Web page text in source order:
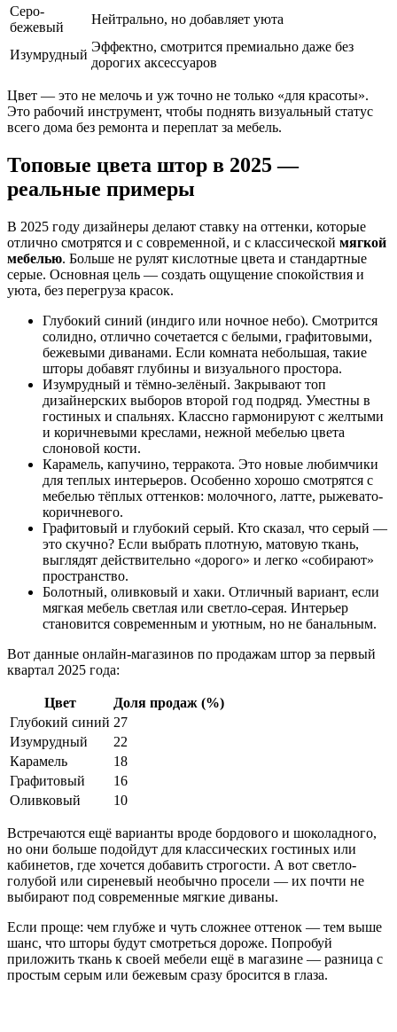
Серо-
бежевый
Нейтрально, но добавляет уюта
Изумрудный
Эффектно, смотрится премиально даже без
дорогих аксессуаров
Цвет — это не мелочь и уж точно не только «для красоты».
Это рабочий инструмент, чтобы поднять визуальный статус
всего дома без ремонта и переплат за мебель.
Топовые цвета штор в 2025 —
реальные примеры
В 2025 году дизайнеры делают ставку на оттенки, которые
отлично смотрятся и с современной, и с классической мягкой
мебелью. Больше не рулят кислотные цвета и стандартные
серые. Основная цель — создать ощущение спокойствия и
уюта, без перегруза красок.
Глубокий синий (индиго или ночное небо). Смотрится
солидно, отлично сочетается с белыми, графитовыми,
бежевыми диванами. Если комната небольшая, такие
шторы добавят глубины и визуального простора.
Изумрудный и тёмно-зелёный. Закрывают топ
дизайнерских выборов второй год подряд. Уместны в
гостиных и спальнях. Классно гармонируют с желтыми
и коричневыми креслами, нежной мебелью цвета
слоновой кости.
Карамель, капучино, терракота. Это новые любимчики
для теплых интерьеров. Особенно хорошо смотрятся с
мебелью тёплых оттенков: молочного, латте, рыжевато-
коричневого.
Графитовый и глубокий серый. Кто сказал, что серый —
это скучно? Если выбрать плотную, матовую ткань,
выглядят действительно «дорого» и легко «собирают»
пространство.
Болотный, оливковый и хаки. Отличный вариант, если
мягкая мебель светлая или светло-серая. Интерьер
становится современным и уютным, но не банальным.
Вот данные онлайн-магазинов по продажам штор за первый
квартал 2025 года:
Цвет
Доля продаж (%)
Глубокий синий 27
Изумрудный
22
Карамель
18
Графитовый
16
Оливковый
10
Встречаются ещё варианты вроде бордового и шоколадного,
но они больше подойдут для классических гостиных или
кабинетов, где хочется добавить строгости. А вот светло-
голубой или сиреневый необычно просели — их почти не
выбирают под современные мягкие диваны.
Если проще: чем глубже и чуть сложнее оттенок — тем выше
шанс, что шторы будут смотреться дороже. Попробуй
приложить ткань к своей мебели ещё в магазине — разница с
простым серым или бежевым сразу бросится в глаза.